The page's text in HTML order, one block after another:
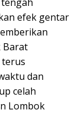
efek gentar
Barat
dan
celah
Lombok